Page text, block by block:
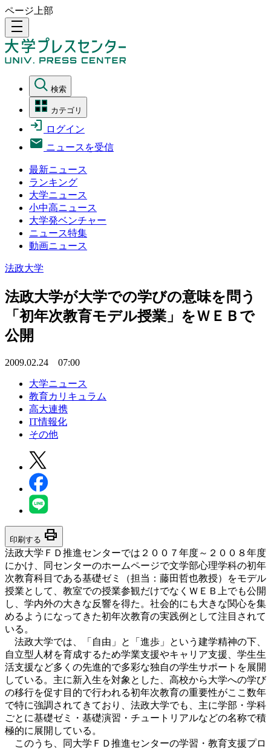
ページ上部
density_medium
検索
カテゴリ
ログイン
ニュースを受信
最新ニュース
ランキング
大学ニュース
小中高ニュース
大学発ベンチャー
ニュース特集
動画ニュース
法政大学
法政大学が大学での学びの意味を問う
「初年次教育モデル授業」をＷＥＢで
公開
2009.02.24 07:00
大学ニュース
教育カリキュラム
高大連携
IT情報化
その他
印刷する print
法政大学ＦＤ推進センターでは２００７年度～２００８年度
にかけ、同センターのホームページで文学部心理学科の初年
次教育科目である基礎ゼミ（担当：藤田哲也教授）をモデル
授業として、教室での授業参観だけでなくＷＥＢ上でも公開
し、学内外の大きな反響を得た。社会的にも大きな関心を集
めるようになってきた初年次教育の実践例として注目されて
いる。
法政大学では、「自由」と「進歩」という建学精神の下、
自立型人材を育成するため学業支援やキャリア支援、学生生
活支援など多くの先進的で多彩な独自の学生サポートを展開
している。主に新入生を対象とした、高校から大学への学び
の移行を促す目的で行われる初年次教育の重要性がここ数年
で特に強調されてきており、法政大学でも、主に学部・学科
ごとに基礎ゼミ・基礎演習・チュートリアルなどの名称で積
極的に展開している。
このうち、同大学ＦＤ推進センターの学習・教育支援プロ